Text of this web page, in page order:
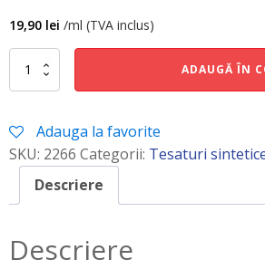
19,90 lei /ml (TVA inclus)
Cantitate
ADAUGĂ ÎN
Adauga la favorite
SKU: 2266 Categorii: Tesaturi
Descriere
Descriere